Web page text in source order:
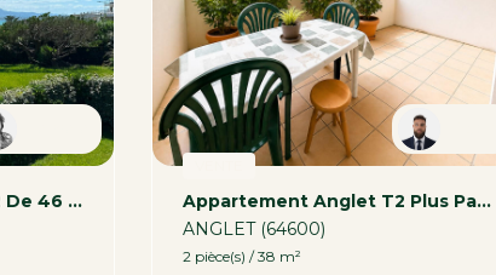
- BIARRITZ- Marbella - T2 De 46 M2 Avec Garage
Appartement Anglet T2 Plus Parking 38 M2
ANGLET (64600)
2 pièce(s) / 38 m²